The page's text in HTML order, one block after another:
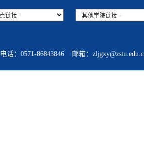
电话：0571-86843846 邮箱：